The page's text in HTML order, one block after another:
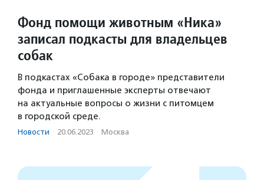
Фонд помощи животным «Ника»
записал подкасты для владельцев
собак
В подкастах «Собака в городе» представители
фонда и приглашенные эксперты отвечают
на актуальные вопросы о жизни с питомцем
в городской среде.
Новости · 20.06.2023 · Москва